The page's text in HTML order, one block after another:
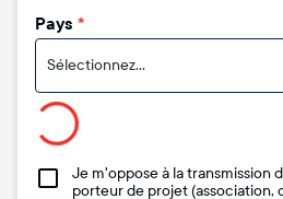
Pays *
Sélectionnez...
Je m'oppose à la transmission
porteur de projet (association,